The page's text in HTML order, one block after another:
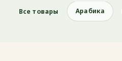
Все товары Арабика